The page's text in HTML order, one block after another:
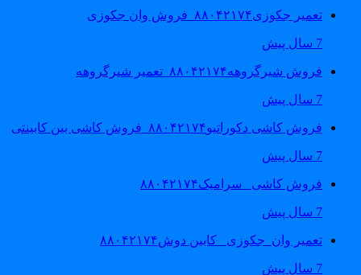
تعمیر جکوزی۸۸۰۴۲۱۷۴_فروش وان جکوزی
فروش شیرگروهه۸۸۰۴۲۱۷۴_تعمیر شیرگروهه
فروش کاشی دکوراتیو۸۸۰۴۲۱۷۴_فروش کاشی بین کابینتی
فروش کاشی _سرامیک۸۸۰۴۲۱۷۴
تعمیر وان_جکوزی_ کابین دوش۸۸۰۴۲۱۷۴